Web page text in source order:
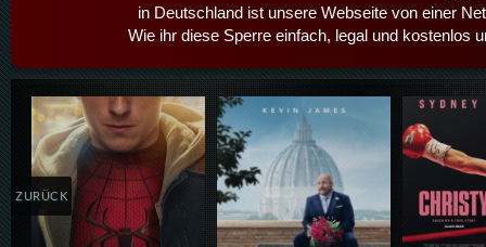
in Deutschland ist unsere Webseite von einer
Wie ihr diese Sperre einfach, legal und kostenlos
Details,Play Details,Play
ZURÜCK